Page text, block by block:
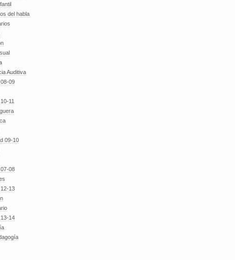
del habla
Auditiva
09
11
09-10
08
13
14